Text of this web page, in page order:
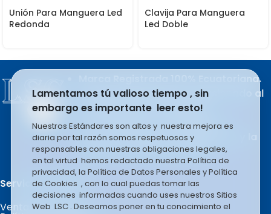
Unión Para Manguera Led
Redonda
Clavija Para Manguera
Led Doble
Marca Registrada 100% Ecuatoriana.
Producto del esfuerzo apasionado al
trabajo de sus integrantes.
LSC COMPANY S.A se rige en la
filosofía basada en el liderazgo y la
mejora constante e infinita.
Servicio al Cliente.
Ventas por Mayor
Lamentamos tú valioso tiempo , sin
embargo es importante leer esto!
Nuestros Estándares son altos y nuestra mejora es
diaria por tal razón somos respetuosos y
responsables con nuestras obligaciones legales,
en tal virtud hemos redactado nuestra Política de
privacidad, la Política de Datos Personales y Política
de Cookies , con lo cual puedas tomar las
decisiones informadas cuando uses nuestros Sitios
Web LSC . Deseamos poner en tu conocimiento el